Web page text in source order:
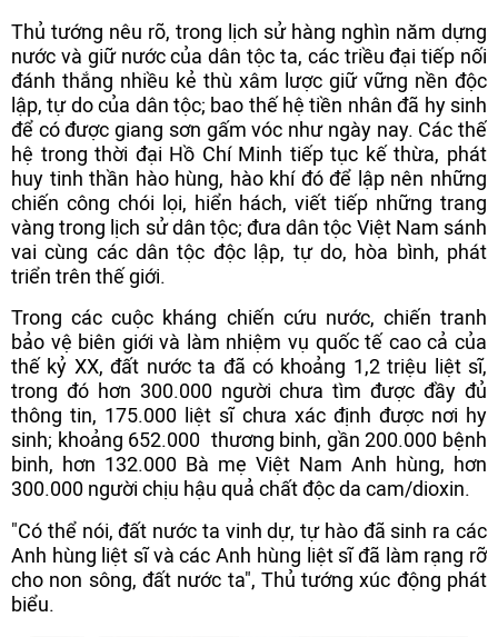
Thủ tướng nêu rõ, trong lịch sử hàng nghìn năm dựng
nước và giữ nước của dân tộc ta, các triều đại tiếp nối
đánh thắng nhiều kẻ thù xâm lược giữ vững nền độc
lập, tự do của dân tộc; bao thế hệ tiền nhân đã hy sinh
để có được giang sơn gấm vóc như ngày nay. Các thế
hệ trong thời đại Hồ Chí Minh tiếp tục kế thừa, phát
huy tinh thần hào hùng, hào khí đó để lập nên những
chiến công chói lọi, hiển hách, viết tiếp những trang
vàng trong lịch sử dân tộc; đưa dân tộc Việt Nam sánh
vai cùng các dân tộc độc lập, tự do, hòa bình, phát
triển trên thế giới.
Trong các cuộc kháng chiến cứu nước, chiến tranh
bảo vệ biên giới và làm nhiệm vụ quốc tế cao cả của
thế kỷ XX, đất nước ta đã có khoảng 1,2 triệu liệt sĩ,
trong đó hơn 300.000 người chưa tìm được đầy đủ
thông tin, 175.000 liệt sĩ chưa xác định được nơi hy
sinh; khoảng 652.000 thương binh, gần 200.000 bệnh
binh, hơn 132.000 Bà mẹ Việt Nam Anh hùng, hơn
300.000 người chịu hậu quả chất độc da cam/dioxin.
"Có thể nói, đất nước ta vinh dự, tự hào đã sinh ra các
Anh hùng liệt sĩ và các Anh hùng liệt sĩ đã làm rạng rỡ
cho non sông, đất nước ta", Thủ tướng xúc động phát
biểu.